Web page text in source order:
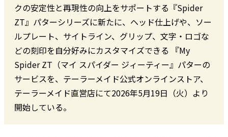
クの安定性と再現性の向上をサポートする『Spider
ZT』パターシリーズに新たに、ヘッド仕上げや、ソー
ルプレート、サイトライン、グリップ、文字・ロゴな
どの刻印を自分好みにカスタマイズできる 『My
Spider ZT（マイ スパイダー ジィーティー』パターの
サービスを、テーラーメイド公式オンラインストア、
テーラーメイド直営店にて2026年5月19日（火）より
開始している。